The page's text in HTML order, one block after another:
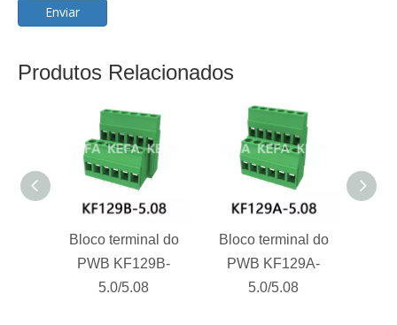
Enviar
Produtos Relacionados
Bloco terminal do
PWB KF129B-
5.0/5.08
Bloco terminal do
PWB KF129A-
5.0/5.08